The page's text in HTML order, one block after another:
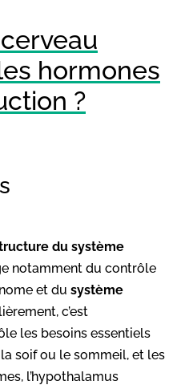
hormones
?
du système
notamment du contrôle
et du système
c’est
les besoins essentiels
soif ou le sommeil, et les
l’hypothalamus